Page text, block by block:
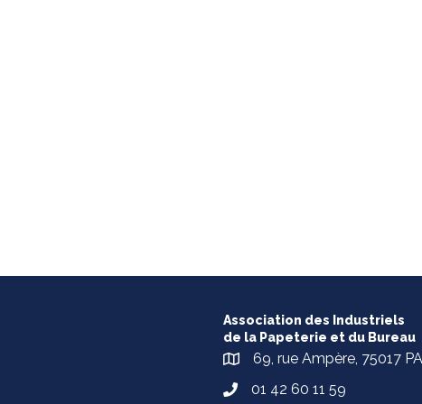
Association des Industriels
de la Papeterie et du Bureau
69, rue Ampère, 75017
01 42 60 11 59